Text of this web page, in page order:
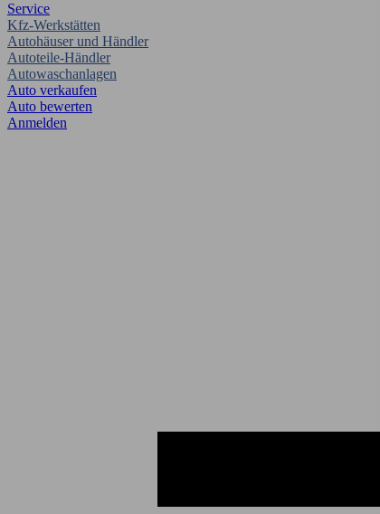
Service
Kfz-Werkstätten
Autohäuser und Händler
Autoteile-Händler
Autowaschanlagen
Auto verkaufen
Auto bewerten
Anmelden